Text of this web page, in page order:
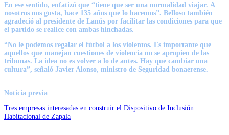
En ese sentido, enfatizó que “tiene que ser una normalidad viajar. A
nosotros nos gusta, hace 135 años que lo hacemos”. Belloso también
agradeció al presidente de Lanús por facilitar las condiciones para que
el partido se realice con ambas hinchadas.
“No le podemos regalar el fútbol a los violentos. Es importante que
aquellos que manejan cuestiones de violencia no se apropien de las
tribunas. La idea no es volver a lo de antes. Hay que cambiar una
cultura”, señaló Javier Alonso, ministro de Seguridad bonaerense.
Noticia previa
Tres empresas interesadas en construir el Dispositivo de Inclusión
Habitacional de Zapala